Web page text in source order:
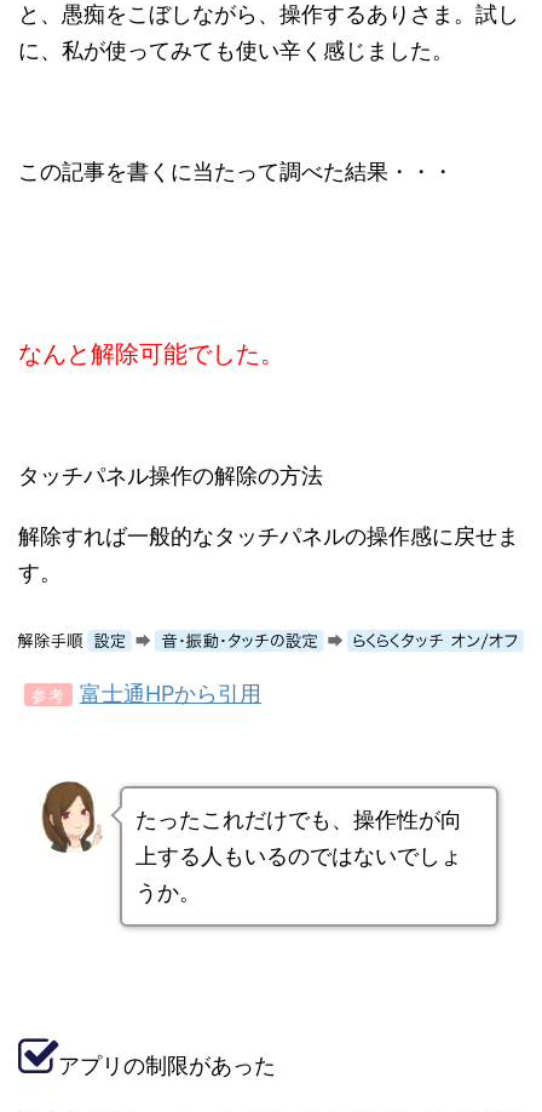
と、愚痴をこぼしながら、操作するありさま。試し
に、私が使ってみても使い辛く感じました。
この記事を書くに当たって調べた結果・・・
なんと解除可能でした。
タッチパネル操作の解除の方法
解除すれば一般的なタッチパネルの操作感に戻せま
す。
参考 富士通HPから引用
たったこれだけでも、操作性が向
上する人もいるのではないでしょ
うか。
アプリの制限があった